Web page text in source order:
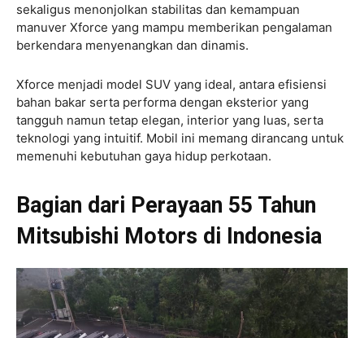
sekaligus menonjolkan stabilitas dan kemampuan
manuver Xforce yang mampu memberikan pengalaman
berkendara menyenangkan dan dinamis.
Xforce menjadi model SUV yang ideal, antara efisiensi
bahan bakar serta performa dengan eksterior yang
tangguh namun tetap elegan, interior yang luas, serta
teknologi yang intuitif. Mobil ini memang dirancang untuk
memenuhi kebutuhan gaya hidup perkotaan.
Bagian dari Perayaan 55 Tahun
Mitsubishi Motors di Indonesia